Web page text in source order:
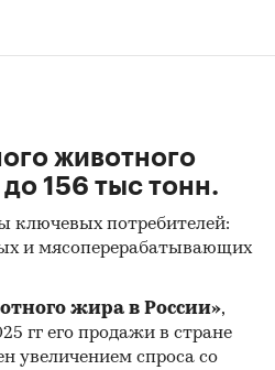
животного
156 тыс тонн.
ключевых потребителей:
и мясоперерабатывающих
жира в России»,
гг его продажи в стране
увеличением спроса со